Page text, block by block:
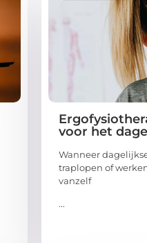
voor het
Wanneer
traplopen of
vanzelf
...